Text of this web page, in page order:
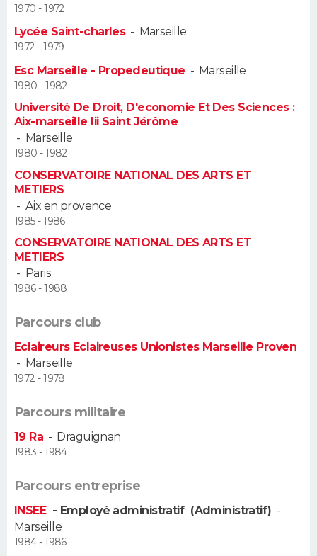
Alimentation
Guide de la santé
Maladies
Médicaments
Sommeil
VOYAGE
PHOTO
BONS PLANS
Carte de Noël
Carte Bonne année
Carte Saint-Valentin
Carte Pâques
Carte d'anniversaire
Dictionnaire
Biographies
Citations
Expressions
Proverbes
COPAINS D'AVANT
S'inscrire
Se connecter
Lycées
Collèges
Primaires
Universités
Entreprises
Service militaire
Avis de recherche
FORUM
Bricolage
Lifestyle
Culture
Sport
Auto
Television
Voyage
Cinema
1970 - 1972
Lycée Saint-charles- Marseille
1972 - 1979
Esc Marseille - Propedeutique - Marseille
1980 - 1982
Université De Droit, D'economie Et Des Sciences :
Aix-marseille Iii Saint Jérôme
- Marseille
1980 - 1982
CONSERVATOIRE NATIONAL DES ARTS ET
METIERS
- Aix en provence
1985 - 1986
CONSERVATOIRE NATIONAL DES ARTS ET
METIERS
- Paris
1986 - 1988
Parcours club
Eclaireurs Eclaireuses Unionistes Marseille Proven
- Marseille
1972 - 1978
Parcours militaire
19 Ra - Draguignan
1983 - 1984
Parcours entreprise
INSEE - Employé administratif (Administratif) -
Marseille
1984 - 1986